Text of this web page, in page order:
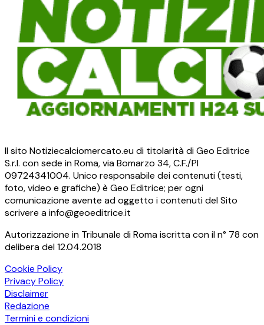
Il sito Notiziecalciomercato.eu di titolarità di Geo Editrice
S.r.l. con sede in Roma, via Bomarzo 34, C.F./PI
09724341004. Unico responsabile dei contenuti (testi,
foto, video e grafiche) è Geo Editrice; per ogni
comunicazione avente ad oggetto i contenuti del Sito
scrivere a info@geoeditrice.it
Autorizzazione in Tribunale di Roma iscritta con il n° 78 con
delibera del 12.04.2018
Cookie Policy
Privacy Policy
Disclaimer
Redazione
Termini e condizioni